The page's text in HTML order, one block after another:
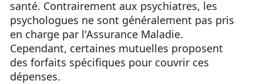
santé. Contrairement aux psychiatres, les
psychologues ne sont généralement pas pris
en charge par l'Assurance Maladie.
Cependant, certaines mutuelles proposent
des forfaits spécifiques pour couvrir ces
dépenses.